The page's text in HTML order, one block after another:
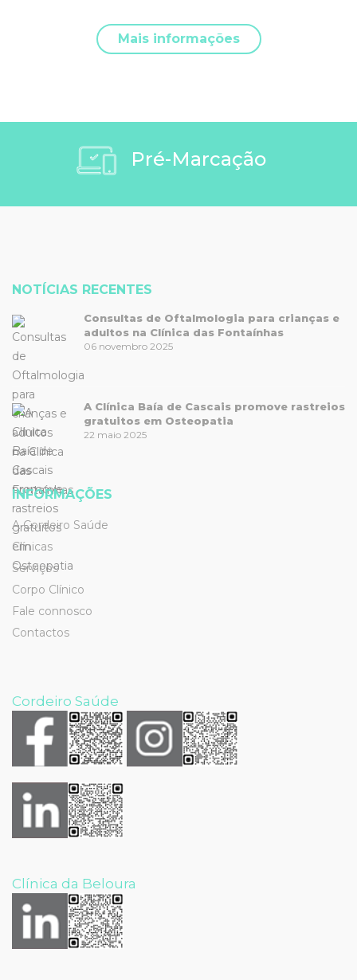
Mais informações
Pré-Marcação
NOTÍCIAS RECENTES
Consultas de Oftalmologia para crianças e
adultos na Clínica das Fontaínhas
06 novembro 2025
A Clínica Baía de Cascais promove rastreios
gratuitos em Osteopatia
22 maio 2025
INFORMAÇÕES
A Cordeiro Saúde
Clínicas
Serviços
Corpo Clínico
Fale connosco
Contactos
Cordeiro Saúde
Clínica da Beloura